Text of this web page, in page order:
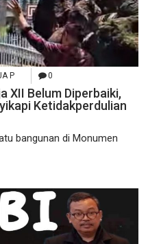
P 0
XII Belum Diperbaiki,
Ketidakperdulian
bangunan di Monumen